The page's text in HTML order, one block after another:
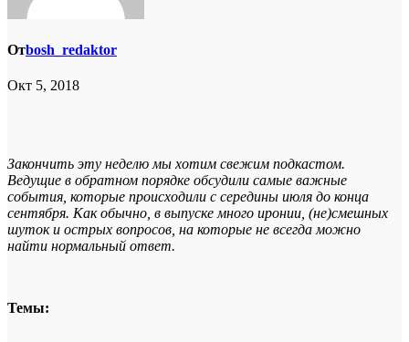
Отbosh_redaktor
Окт 5, 2018
Закончить эту неделю мы хотим свежим подкастом.
Ведущие в обратном порядке обсудили самые важные
события, которые происходили с середины июля до конца
сентября. Как обычно, в выпуске много иронии, (не)смешных
шуток и острых вопросов, на которые не всегда можно
найти нормальный ответ.
Темы: